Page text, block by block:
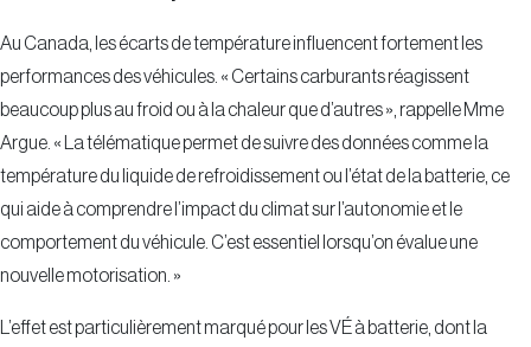
Au Canada, les écarts de température influencent fortement les
performances des véhicules. « Certains carburants réagissent
beaucoup plus au froid ou à la chaleur que d’autres », rappelle Mme
Argue. « La télématique permet de suivre des données comme la
température du liquide de refroidissement ou l’état de la batterie, ce
qui aide à comprendre l’impact du climat sur l’autonomie et le
comportement du véhicule. C’est essentiel lorsqu’on évalue une
nouvelle motorisation. »
L’effet est particulièrement marqué pour les VÉ à batterie, dont la